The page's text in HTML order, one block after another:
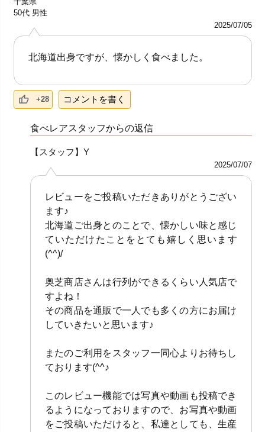
50代 男性
2025/07/05
北海道出身ですが、懐かしく食べました。
+28 コメントを書く
食べレアスタッフからの返信
【スタッフ】Y
2025/07/07
レビューをご投稿いただきありがとうござい
ます♪
北海道ご出身とのことで、懐かしい味と感じ
ていただけたことをとても嬉しく思います
(^^)/
奥芝商店さんは行列ができるくらい人気店で
すよね！
その商品を通販で一人でも多くの方にお届け
していきたいと思います♪
またのご利用をスタッフ一同心よりお待ちし
ております(^^♪
このレビュー機能では写真や動画も投稿でき
るようになっておりますので、お写真や動画
をご投稿いただけると、私達としても、生産